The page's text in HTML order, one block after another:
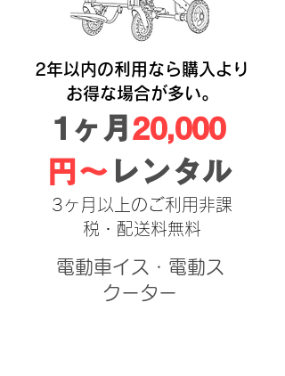
2年以内の利用なら購入より
お得な場合が多い。
1ヶ月 20,000
円〜 レンタル
3ヶ月以上のご利用非課
税・配送料無料
電動車イス・電動ス
クーター